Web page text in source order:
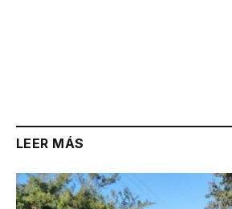
LEER MÁS